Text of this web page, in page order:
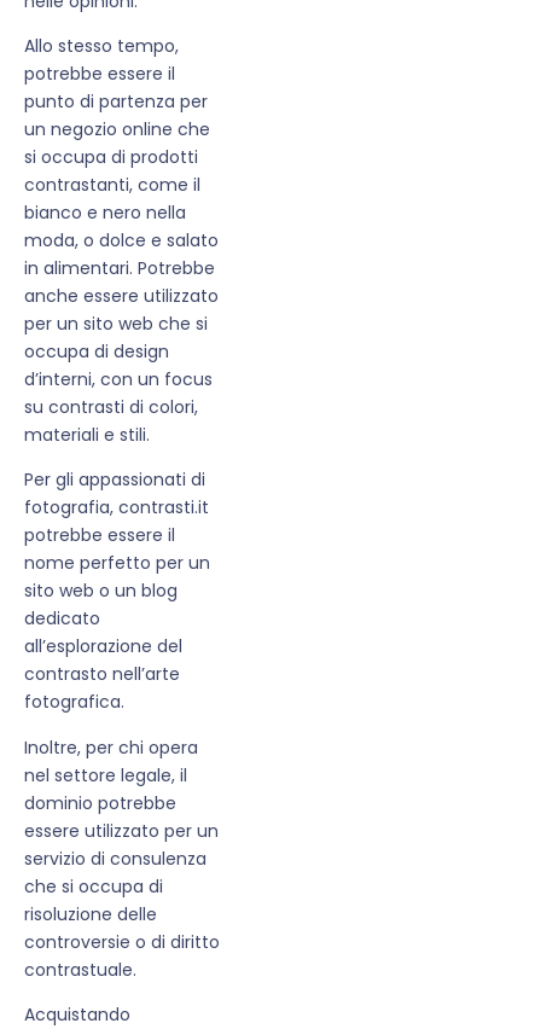
Allo stesso tempo,
potrebbe essere il
punto di partenza per
un negozio online che
si occupa di prodotti
contrastanti, come il
bianco e nero nella
moda, o dolce e salato
in alimentari. Potrebbe
anche essere utilizzato
per un sito web che si
occupa di design
d’interni, con un focus
su contrasti di colori,
materiali e stili.
Per gli appassionati di
fotografia, contrasti.it
potrebbe essere il
nome perfetto per un
sito web o un blog
dedicato
all’esplorazione del
contrasto nell’arte
fotografica.
Inoltre, per chi opera
nel settore legale, il
dominio potrebbe
essere utilizzato per un
servizio di consulenza
che si occupa di
risoluzione delle
controversie o di diritto
contrastuale.
Acquistando